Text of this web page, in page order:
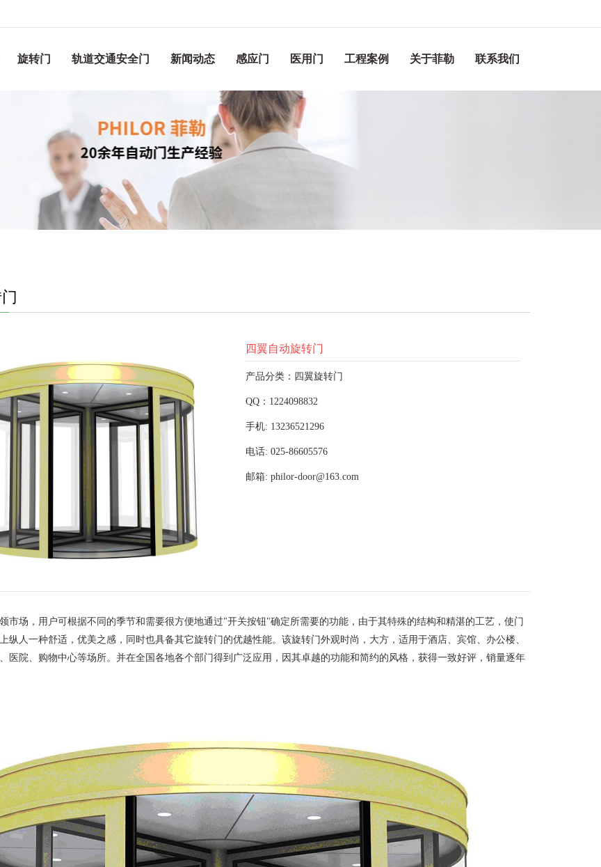
旋转门 轨道交通安全门 新闻动态 感应门 医用门 工程案例 关于菲勒 联系我们
四翼自动旋转门
产品分类：四翼旋转门
QQ：1224098832
手机: 13236521296
电话: 025-86605576
邮箱: philor-door@163.com
市场，用户可根据不同的季节和需要很方便地通过"开关按钮"确定所需要的功能，由于其特殊的结构和精湛的工艺，使门
纵人一种舒适，优美之感，同时也具备其它旋转门的优越性能。该旋转门外观时尚，大方，适用于酒店、宾馆、办公楼、
医院、购物中心等场所。并在全国各地各个部门得到广泛应用，因其卓越的功能和简约的风格，获得一致好评，销量逐年